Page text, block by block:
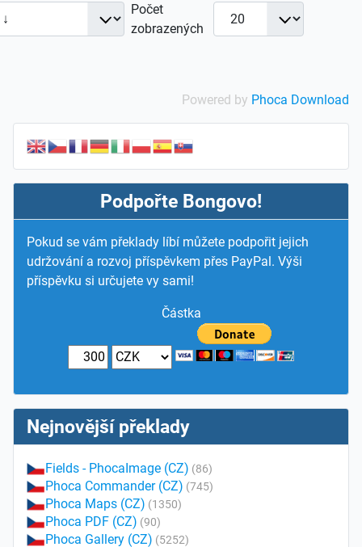
Počet
zobrazených
Powered by Phoca Download
Podpořte Bongovo!
Pokud se vám překlady líbí můžete podpořit jejich
udržování a rozvoj příspěvkem přes PayPal. Výši
příspěvku si určujete vy sami!
Částka
Nejnovější překlady
Fields - PhocaImage (CZ) (86)
Phoca Commander (CZ) (745)
Phoca Maps (CZ) (1350)
Phoca PDF (CZ) (90)
Phoca Gallery (CZ) (5252)